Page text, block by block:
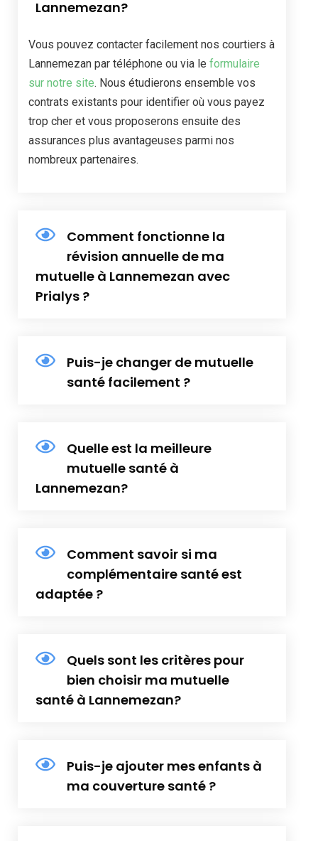
Lannemezan?
Vous pouvez contacter facilement nos courtiers à
Lannemezan par téléphone ou via le formulaire
sur notre site. Nous étudierons ensemble vos
contrats existants pour identifier où vous payez
trop cher et vous proposerons ensuite des
assurances plus avantageuses parmi nos
nombreux partenaires.
Comment fonctionne la
révision annuelle de ma
mutuelle à Lannemezan avec
Prialys ?
Puis-je changer de mutuelle
santé facilement ?
Quelle est la meilleure
mutuelle santé à
Lannemezan?
Comment savoir si ma
complémentaire santé est
adaptée ?
Quels sont les critères pour
bien choisir ma mutuelle
santé à Lannemezan?
Puis-je ajouter mes enfants à
ma couverture santé ?